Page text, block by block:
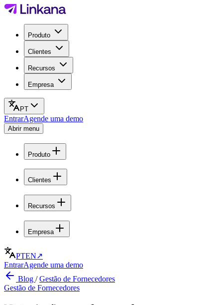
Produto
Clientes
Recursos
Empresa
PT
EntrarAgende uma demo
Abrir menu
Produto
Clientes
Recursos
Empresa
PTEN↗
EntrarAgende uma demo
Blog /Gestão de Fornecedores
Gestão de Fornecedores